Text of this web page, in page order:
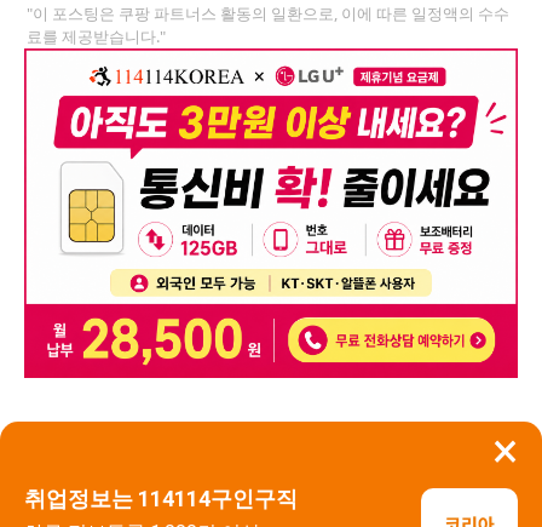
×
취업정보는 114114구인구직
"이 포스팅은 쿠팡 파트너스 활동의 일환으로, 이에 따른 일정액의 수수
료를 제공받습니다."